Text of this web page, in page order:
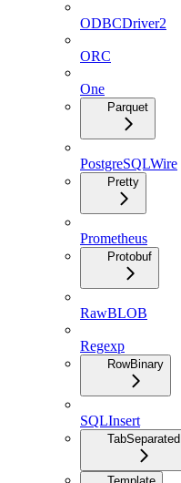
ODBCDriver2
ORC
One
Parquet
PostgreSQLWire
Pretty
Prometheus
Protobuf
RawBLOB
Regexp
RowBinary
SQLInsert
TabSeparated